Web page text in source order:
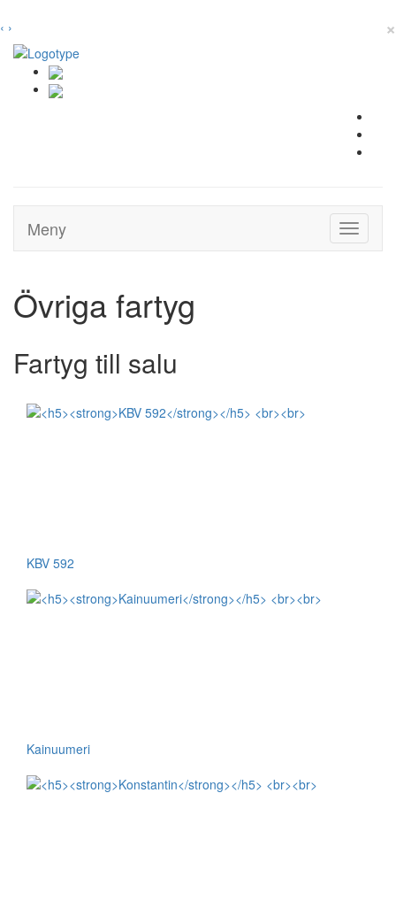
‹ › ×
Toggle
Meny
Övriga fartyg
Fartyg till salu
KBV 592
Kainuumeri